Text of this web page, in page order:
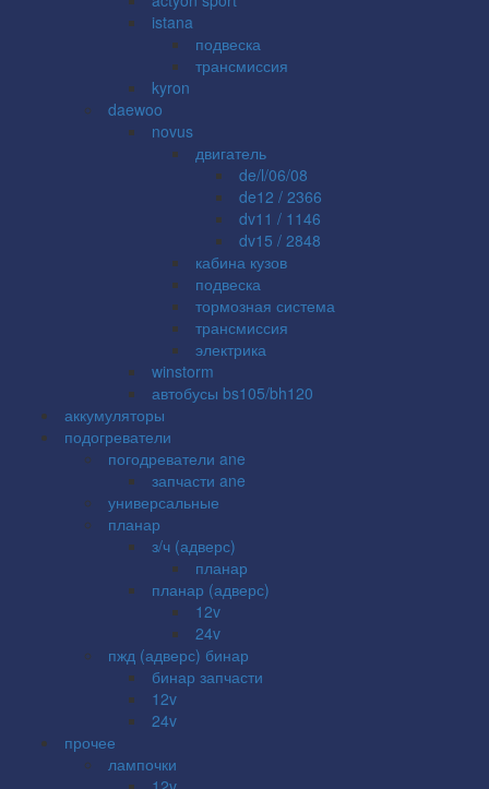
istana
подвеска
трансмиссия
kyron
daewoo
novus
двигатель
de/l/06/08
de12 / 2366
dv11 / 1146
dv15 / 2848
кабина кузов
подвеска
тормозная система
трансмиссия
электрика
winstorm
автобусы bs105/bh120
аккумуляторы
подогреватели
погодреватели ane
запчасти ane
универсальные
планар
з/ч (адверс)
планар
планар (адверс)
12v
24v
пжд (адверс) бинар
бинар запчасти
12v
24v
прочее
лампочки